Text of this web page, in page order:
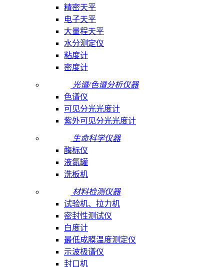
精密天平
电子天平
大量程天平
水分测定仪
粘度计
密度计
光谱/色谱分析仪器
色谱仪
可见分光光度计
紫外可见分光光度计
生命科学仪器
酶标仪
液氮罐
洗板机
材料检测仪器
试验机、拉力机
密封性测试仪
白度计
最低成膜温度测定仪
示波极谱仪
封口机